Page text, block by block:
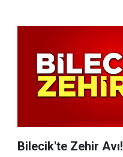
Bilecik'te Zehir Avı!